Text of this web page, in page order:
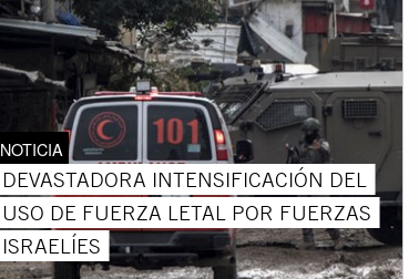
NOTICIA
DEVASTADORA INTENSIFICACIÓN DEL
USO DE FUERZA LETAL POR FUERZAS
ISRAELÍES